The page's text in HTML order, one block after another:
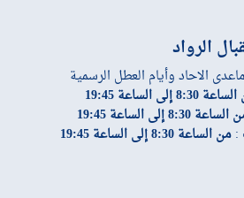
الرواد
الاحاد وأيام العطل الرسمية
8:30 إلى الساعة 19:45
8:30 إلى الساعة 19:45
:من الساعة 8:30 إلى الساعة 19:45